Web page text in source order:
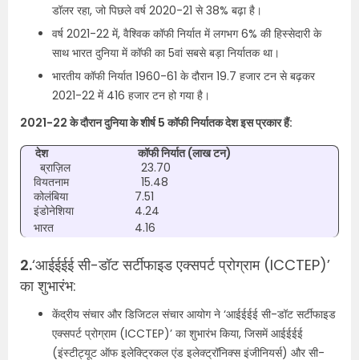
डॉलर रहा, जो पिछले वर्ष 2020-21 से 38% बढ़ा है।
वर्ष 2021-22 में, वैश्विक कॉफी निर्यात में लगभग 6% की हिस्सेदारी के
साथ भारत दुनिया में कॉफी का 5वां सबसे बड़ा निर्यातक था।
भारतीय कॉफी निर्यात 1960-61 के दौरान 19.7 हजार टन से बढ़कर
2021-22 में 416 हजार टन हो गया है।
2021-22 के दौरान दुनिया के शीर्ष 5 कॉफी निर्यातक देश इस प्रकार हैं:
देश
कॉफी निर्यात (लाख टन)
ब्राज़िल
23.70
वियतनाम
15.48
कोलंबिया
7.51
इंडोनेशिया
4.24
भारत
4.16
2.‘आईईईई सी-डॉट सर्टीफाइड एक्सपर्ट प्रोग्राम (ICCTEP)’
का शुभारंभ:
केंद्रीय संचार और डिजिटल संचार आयोग ने ‘आईईईई सी-डॉट सर्टीफाइड
एक्सपर्ट प्रोग्राम (ICCTEP)’ का शुभारंभ किया, जिसमें आईईईई
(इंस्टीट्यूट ऑफ इलेक्ट्रिकल एंड इलेक्ट्रॉनिक्स इंजीनियर्स) और सी-